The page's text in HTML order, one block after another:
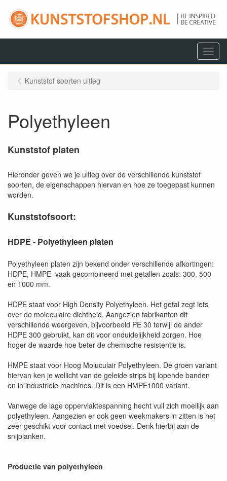
Menu
Kunststof soorten uitleg
Polyethyleen
Kunststof platen
Hieronder geven we je uitleg over de verschillende kunststof
soorten, de eigenschappen hiervan en hoe ze toegepast kunnen
worden.
Kunststofsoort:
HDPE - Polyethyleen platen
Polyethyleen platen zijn bekend onder verschillende afkortingen:
HDPE, HMPE vaak gecombineerd met getallen zoals: 300, 500
en 1000 mm.
HDPE staat voor High Density Polyethyleen. Het getal zegt iets
over de moleculaire dichtheid. Aangezien fabrikanten dit
verschillende weergeven, bijvoorbeeld PE 30 terwijl de ander
HDPE 300 gebruikt, kan dit voor onduidelijkheid zorgen. Hoe
hoger de waarde hoe beter de chemische resistentie is.
HMPE staat voor Hoog Moluculair Polyethyleen. De groen variant
hiervan ken je wellicht van de geleide strips bij lopende banden
en in industriele machines. Dit is een HMPE1000 variant.
Vanwege de lage oppervlaktespanning hecht vuil zich moeilijk aan
polyethyleen. Aangezien er ook geen weekmakers in zitten is het
zeer geschikt voor contact met voedsel. Denk hierbij aan de
snijplanken.
Productie van polyethyleen